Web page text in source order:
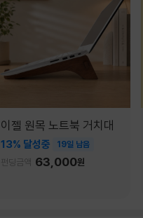
이젤 원목 노트북 거치대
13% 달성중 19일 남음
펀딩금액 63,000원